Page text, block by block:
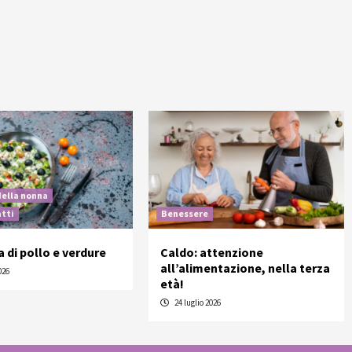
nonna
di pollo e verdure
Benessere
Caldo: attenzione
all’alimentazione, nella terza
età!
24 luglio 2026